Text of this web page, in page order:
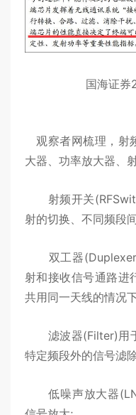
国海证券
观察者网梳理，射
大器、功率放大器、
射频开关
射的切换、不同频段
双工器(Duplexer(
射和接收信号通路进
共用同一天线的情况
滤波器(Filter)用于
特定频段外的信号滤
低噪声放大器